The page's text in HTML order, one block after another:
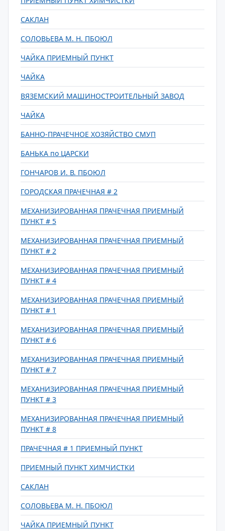
САКЛАН
СОЛОВЬЕВА М. Н. ПБОЮЛ
ЧАЙКА ПРИЕМНЫЙ ПУНКТ
ЧАЙКА
ВЯЗЕМСКИЙ МАШИНОСТРОИТЕЛЬНЫЙ ЗАВОД
ЧАЙКА
БАННО-ПРАЧЕЧНОЕ ХОЗЯЙСТВО СМУП
БАНЬКА по ЦАРСКИ
ГОНЧАРОВ И. В. ПБОЮЛ
ГОРОДСКАЯ ПРАЧЕЧНАЯ # 2
МЕХАНИЗИРОВАННАЯ ПРАЧЕЧНАЯ ПРИЕМНЫЙ
ПУНКТ # 5
МЕХАНИЗИРОВАННАЯ ПРАЧЕЧНАЯ ПРИЕМНЫЙ
ПУНКТ # 2
МЕХАНИЗИРОВАННАЯ ПРАЧЕЧНАЯ ПРИЕМНЫЙ
ПУНКТ # 4
МЕХАНИЗИРОВАННАЯ ПРАЧЕЧНАЯ ПРИЕМНЫЙ
ПУНКТ # 1
МЕХАНИЗИРОВАННАЯ ПРАЧЕЧНАЯ ПРИЕМНЫЙ
ПУНКТ # 6
МЕХАНИЗИРОВАННАЯ ПРАЧЕЧНАЯ ПРИЕМНЫЙ
ПУНКТ # 7
МЕХАНИЗИРОВАННАЯ ПРАЧЕЧНАЯ ПРИЕМНЫЙ
ПУНКТ # 3
МЕХАНИЗИРОВАННАЯ ПРАЧЕЧНАЯ ПРИЕМНЫЙ
ПУНКТ # 8
ПРАЧЕЧНАЯ # 1 ПРИЕМНЫЙ ПУНКТ
ПРИЕМНЫЙ ПУНКТ ХИМЧИСТКИ
САКЛАН
СОЛОВЬЕВА М. Н. ПБОЮЛ
ЧАЙКА ПРИЕМНЫЙ ПУНКТ